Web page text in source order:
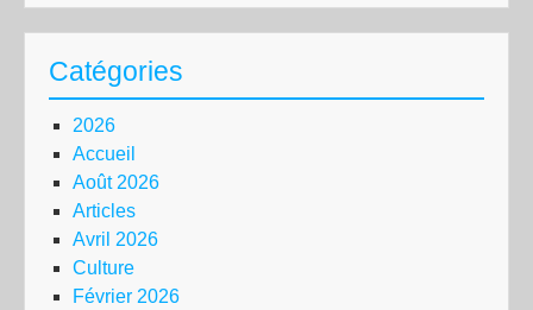
Catégories
2026
Accueil
Août 2026
Articles
Avril 2026
Culture
Février 2026